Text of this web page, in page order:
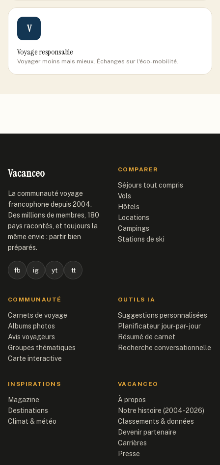
V
Voyage responsable
Voyager moins mais mieux. Échanges sur l'éco-mobilité.
Vacanceo
La communauté voyage
francophone depuis 2004.
Des millions de membres, 180
pays racontés, et toujours la
même envie : partir bien
préparés.
fb ig yt tt
COMPARER
Séjours tout compris
Vols
Hôtels
Locations
Campings
Stations de ski
COMMUNAUTÉ
Carnets de voyage
Albums photos
Avis voyageurs
Groupes thématiques
Carte interactive
OUTILS IA
Suggestions personnalisées
Planificateur jour-par-jour
Résumé de carnet
Recherche conversationnelle
INSPIRATIONS
Magazine
Destinations
Climat & météo
VACANCEO
À propos
Notre histoire (2004-2026)
Classements & données
Devenir partenaire
Carrières
Presse